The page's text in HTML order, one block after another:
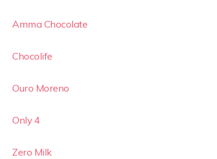
Amma Chocolate
Chocolife
Ouro Moreno
Only 4
Zero Milk